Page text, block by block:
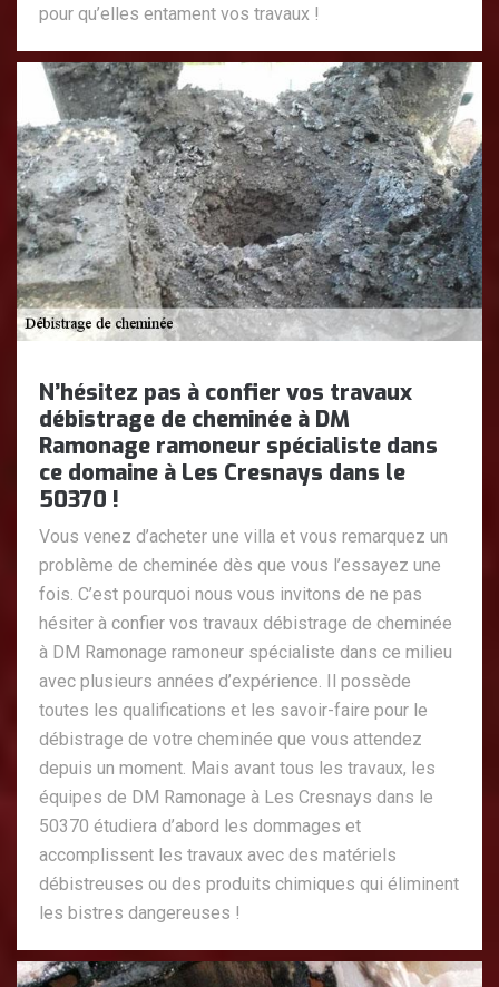
pour qu’elles entament vos travaux !
N’hésitez pas à confier vos travaux
débistrage de cheminée à DM
Ramonage ramoneur spécialiste dans
ce domaine à Les Cresnays dans le
50370 !
Vous venez d’acheter une villa et vous remarquez un
problème de cheminée dès que vous l’essayez une
fois. C’est pourquoi nous vous invitons de ne pas
hésiter à confier vos travaux débistrage de cheminée
à DM Ramonage ramoneur spécialiste dans ce milieu
avec plusieurs années d’expérience. Il possède
toutes les qualifications et les savoir-faire pour le
débistrage de votre cheminée que vous attendez
depuis un moment. Mais avant tous les travaux, les
équipes de DM Ramonage à Les Cresnays dans le
50370 étudiera d’abord les dommages et
accomplissent les travaux avec des matériels
débistreuses ou des produits chimiques qui éliminent
les bistres dangereuses !